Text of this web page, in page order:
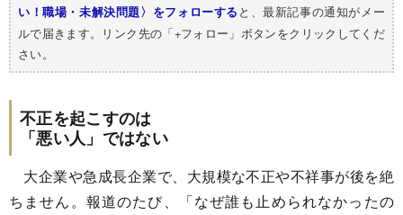
い！職場・未解決問題〉をフォローする と、最新記事の通知がメー
ルで届きます。リンク先の「+フォロー」ボタンをクリックしてくだ
さい。
不正を起こすのは
「悪い人」ではない
大企業や急成長企業で、大規模な不正や不祥事が後を絶
ちません。報道のたび、「なぜ誰も止められなかったの